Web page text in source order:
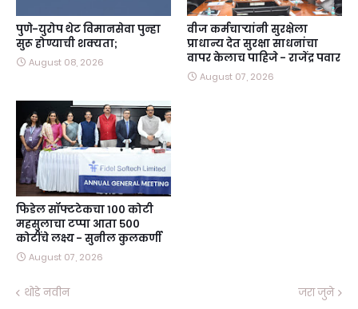
पुणे-युरोप थेट विमानसेवा पुन्हा
सुरू होण्याची शक्यता;
August 08, 2026
वीज कर्मचाऱ्यांनी सुरक्षेला
प्राधान्य देत सुरक्षा साधनांचा
वापर केलाच पाहिजे - राजेंद्र पवार
August 07, 2026
फिडेल सॉफ्टटेकचा १०० कोटी
महसुलाचा टप्पा आता ५००
कोटींचे लक्ष्य - सुनील कुलकर्णी
August 07, 2026
थोडे नवीन जरा जुने